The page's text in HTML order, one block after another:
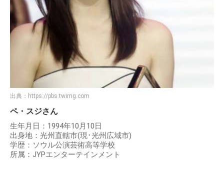
出典： https://pbs.twimg.com
ペ・スジさん
生年月日：1994年10月10日
出身地：光州直轄市(現･光州広域市)
学歴：ソウル公演芸術高等学校
所属：JYPエンターテインメント